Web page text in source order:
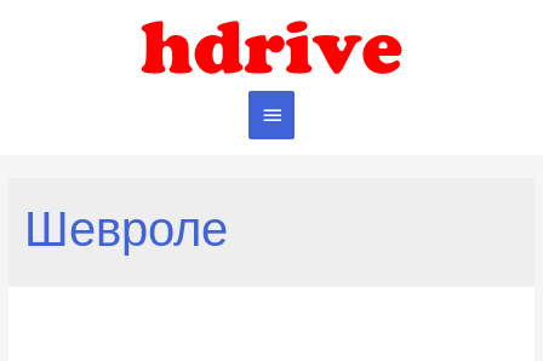
Главное
Шевроле